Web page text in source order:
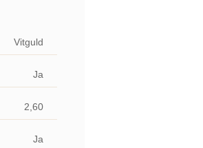
Vitguld
Ja
2,60
Ja